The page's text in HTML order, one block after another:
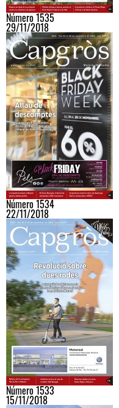
Número 1535
29/11/2018
Número 1534
22/11/2018
Número 1533
15/11/2018